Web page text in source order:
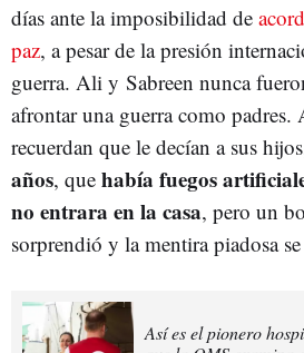
días ante la imposibilidad de
paz, a pesar de la presión
guerra. Ali y Sabreen nunca
afrontar una guerra como
recuerdan que le decían a sus
años, que había fuegos
no entrara en la casa, pero un
sorprendió y la mentira piadosa
Así es el pionero